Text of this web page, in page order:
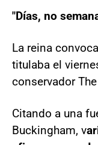
"Días, no
La reina
titulaba el
conservador
Citando a una
Buckingham, v